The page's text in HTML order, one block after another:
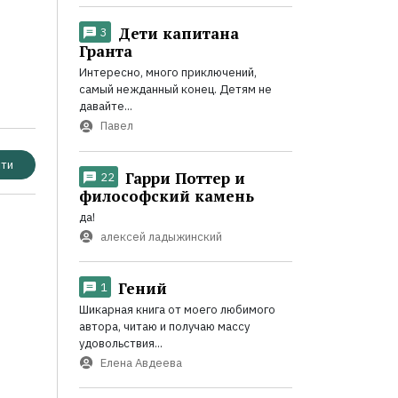
3
Дети капитана
Гранта
Интересно, много приключений,
самый нежданный конец. Детям не
давайте...
Павел
22
Гарри Поттер и
философский камень
да!
алексей ладыжинский
1 Гений
Шикарная книга от моего любимого
автора, читаю и получаю массу
удовольствия...
Елена Авдеева